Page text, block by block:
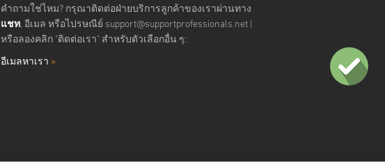
คำถามใช่ไหม? กรุณาติดต่อฝ่ายบริการลูกค้าของเราผ่านทาง
แชท, อีเมล หรือไปรษณีย์ support@supportprofessionals.net|
หรือลองคลิก "ติดต่อเรา" สำหรับตัวเลือกอื่น ๆ:
อีเมลหาเรา »